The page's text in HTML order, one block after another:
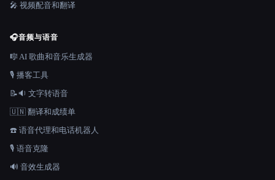
🎤 视频配音和翻译
🎧音频与语音
🎼 AI 歌曲和音乐生成器
🎙️ 播客工具
📝🔉 文字转语音
🇺🇳 翻译和成绩单
☎️ 语音代理和电话机器人
🎙️ 语音克隆
🔊 音效生成器